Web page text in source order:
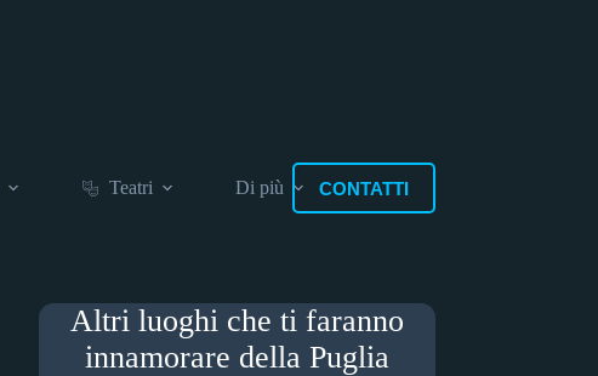
Teatri Di più CONTATTI
Altri luoghi che ti faranno
innamorare della Puglia